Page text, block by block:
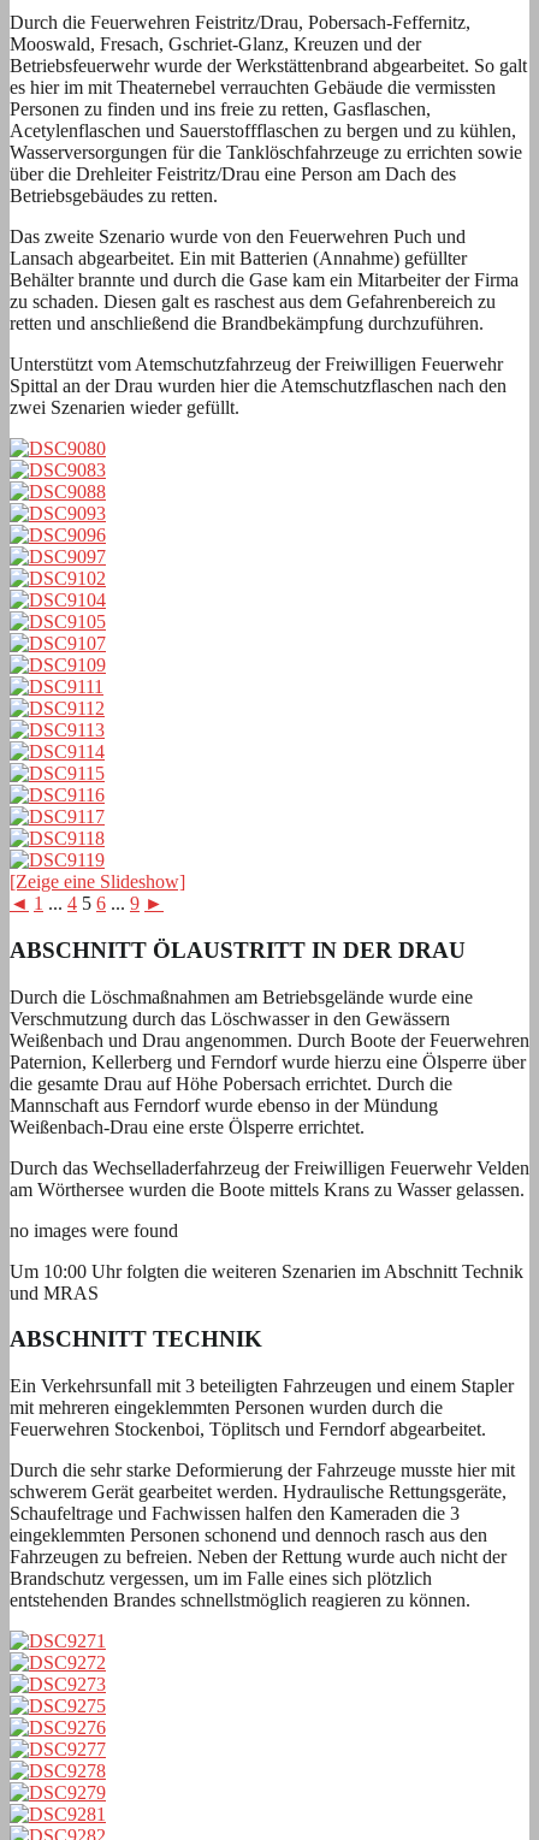
Durch die Feuerwehren Feistritz/Drau, Pobersach-Feffernitz,
Mooswald, Fresach, Gschriet-Glanz, Kreuzen und der
Betriebsfeuerwehr wurde der Werkstättenbrand abgearbeitet. So galt
es hier im mit Theaternebel verrauchten Gebäude die vermissten
Personen zu finden und ins freie zu retten, Gasflaschen,
Acetylenflaschen und Sauerstoffflaschen zu bergen und zu kühlen,
Wasserversorgungen für die Tanklöschfahrzeuge zu errichten sowie
über die Drehleiter Feistritz/Drau eine Person am Dach des
Betriebsgebäudes zu retten.
Das zweite Szenario wurde von den Feuerwehren Puch und
Lansach abgearbeitet. Ein mit Batterien (Annahme) gefüllter
Behälter brannte und durch die Gase kam ein Mitarbeiter der Firma
zu schaden. Diesen galt es raschest aus dem Gefahrenbereich zu
retten und anschließend die Brandbekämpfung durchzuführen.
Unterstützt vom Atemschutzfahrzeug der Freiwilligen Feuerwehr
Spittal an der Drau wurden hier die Atemschutzflaschen nach den
zwei Szenarien wieder gefüllt.
[Zeige eine Slideshow]
◄ 1 ... 4 5 6 ... 9 ►
ABSCHNITT ÖLAUSTRITT IN DER DRAU
Durch die Löschmaßnahmen am Betriebsgelände wurde eine
Verschmutzung durch das Löschwasser in den Gewässern
Weißenbach und Drau angenommen. Durch Boote der Feuerwehren
Paternion, Kellerberg und Ferndorf wurde hierzu eine Ölsperre über
die gesamte Drau auf Höhe Pobersach errichtet. Durch die
Mannschaft aus Ferndorf wurde ebenso in der Mündung
Weißenbach-Drau eine erste Ölsperre errichtet.
Durch das Wechselladerfahrzeug der Freiwilligen Feuerwehr Velden
am Wörthersee wurden die Boote mittels Krans zu Wasser gelassen.
no images were found
Um 10:00 Uhr folgten die weiteren Szenarien im Abschnitt Technik
und MRAS
ABSCHNITT TECHNIK
Ein Verkehrsunfall mit 3 beteiligten Fahrzeugen und einem Stapler
mit mehreren eingeklemmten Personen wurden durch die
Feuerwehren Stockenboi, Töplitsch und Ferndorf abgearbeitet.
Durch die sehr starke Deformierung der Fahrzeuge musste hier mit
schwerem Gerät gearbeitet werden. Hydraulische Rettungsgeräte,
Schaufeltrage und Fachwissen halfen den Kameraden die 3
eingeklemmten Personen schonend und dennoch rasch aus den
Fahrzeugen zu befreien. Neben der Rettung wurde auch nicht der
Brandschutz vergessen, um im Falle eines sich plötzlich
entstehenden Brandes schnellstmöglich reagieren zu können.